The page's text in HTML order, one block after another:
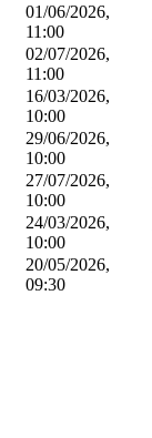
01/06/2026,
11:00
02/07/2026,
11:00
16/03/2026,
10:00
29/06/2026,
10:00
27/07/2026,
10:00
24/03/2026,
10:00
20/05/2026,
09:30